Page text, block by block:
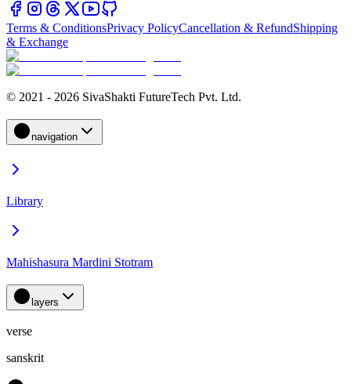
Terms & ConditionsPrivacy PolicyCancellation & RefundShipping
& Exchange
© 2021 - 2026 SivaShakti FutureTech Pvt. Ltd.
navigation
Library
Mahishasura Mardini Stotram
layers
verse
sanskrit